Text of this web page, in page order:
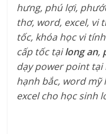
hưng, phú lợi,
thơ, word, excel, vi
tốc, khóa học vi
cấp tốc tạilong an,
dạy power point
hạnh bắc, word
excel cho học sinh